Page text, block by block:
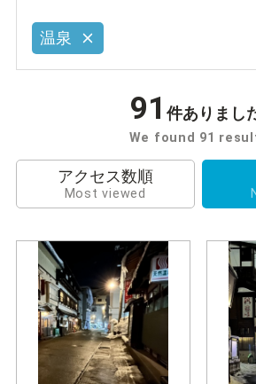
温泉
91 件ありまし
We found 91
アクセス数順
Most viewed